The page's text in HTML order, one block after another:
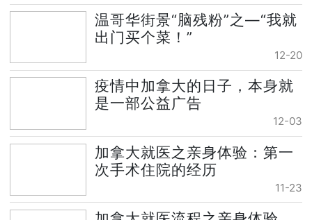
温哥华街景“脑残粉”之—“我就
出门买个菜！”
12-20
疫情中加拿大的日子，本身就
是一部公益广告
12-03
加拿大就医之亲身体验：第一
次手术住院的经历
11-23